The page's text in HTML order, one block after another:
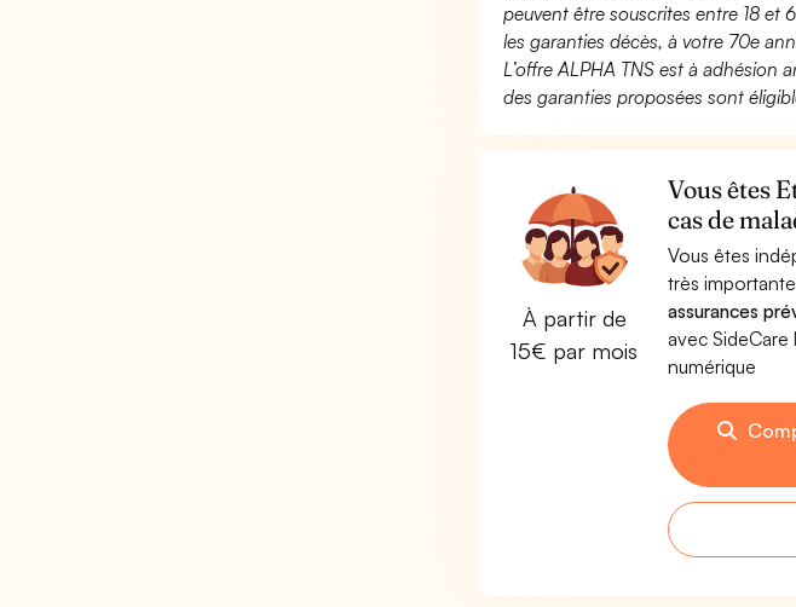
peuvent être souscrites entre 18 et
les garanties décès, à votre 70e
L’offre ALPHA TNS est à adhésion
des garanties proposées sont
À partir de
15€ par mois
Vous êtes
cas de
Vous êtes
très
assurances
avec
numérique